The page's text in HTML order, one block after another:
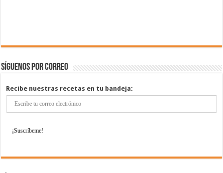
Síguenos por correo
Recibe nuestras recetas en tu bandeja: